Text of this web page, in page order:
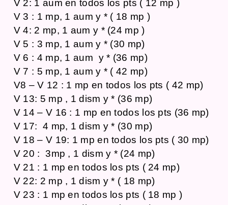
V 2: 1 aum en todos los pts ( 12 mp )
V 3 : 1 mp, 1 aum y * ( 18 mp )
V 4: 2 mp, 1 aum y * (24 mp )
V 5 : 3 mp, 1 aum y * (30 mp)
V 6 : 4 mp, 1 aum y * (36 mp)
V 7 : 5 mp, 1 aum y * ( 42 mp)
V8 – V 12 : 1 mp en todos los pts ( 42 mp)
V 13: 5 mp , 1 dism y * (36 mp)
V 14 – V 16 : 1 mp en todos los pts (36 mp)
V 17: 4 mp, 1 dism y * (30 mp)
V 18 – V 19: 1 mp en todos los pts ( 30 mp)
V 20 : 3mp , 1 dism y * (24 mp)
V 21 : 1 mp en todos los pts ( 24 mp)
V 22: 2 mp , 1 dism y * ( 18 mp)
V 23 : 1 mp en todos los pts ( 18 mp )